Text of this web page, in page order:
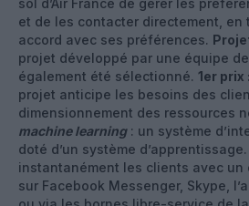
et de les contacter directement, en
accord avec ses préférences.
projet développé par une équipe
également été sélectionné. 1er prix
projet anticipe les besoins des
dimensionnement des ressources
machine learning: un système
doté d’un système
instantanément les clients avec
sur Facebook Messenger, Skype,